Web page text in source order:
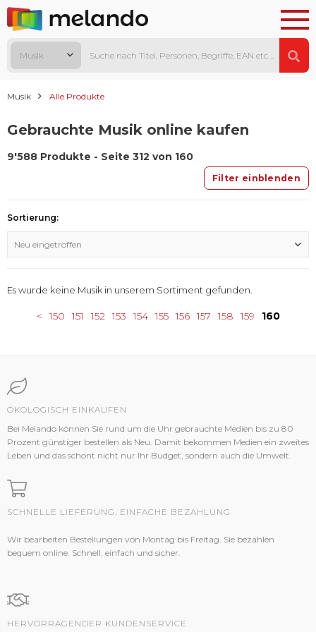
Musik
Musik Alle Produkte
Gebrauchte Musik online kaufen
9'588 Produkte - Seite 312 von 160
Filter einblenden
Sortierung:
Neu eingetroffen
Es wurde keine Musik in unserem Sortiment gefunden.
< 150 151 152 153 154 155 156 157 158 159 160
ÖKOLOGISCH EINKAUFEN
Bei Melando können Sie rund um die Uhr gebrauchte Medien bis zu 80
Prozent günstiger bestellen als Neu. Damit bekommen Medien ein zweites
Leben und das schont nicht nur Ihr Budget, sondern auch die Umwelt.
SCHNELLE LIEFERUNG, EINFACHE BEZAHLUNG
Wir bearbeiten Bestellungen von Montag bis Freitag. Sie bezahlen
bequem online. Schnell, einfach und sicher.
HERVORRAGENDER KUNDENSERVICE